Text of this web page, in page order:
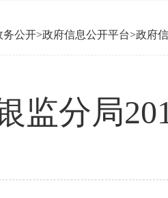
务公开>政府信息公开平台>政府
监分局